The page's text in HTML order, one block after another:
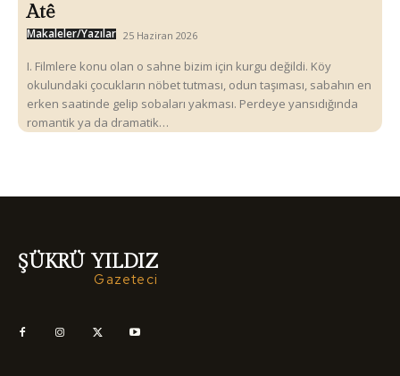
Atê
Makaleler/Yazılar 25 Haziran 2026
I. Filmlere konu olan o sahne bizim için kurgu değildi. Köy
okulundaki çocukların nöbet tutması, odun taşıması, sabahın en
erken saatinde gelip sobaları yakması. Perdeye yansıdığında
romantik ya da dramatik…
ŞÜKRÜ YILDIZ
Gazeteci